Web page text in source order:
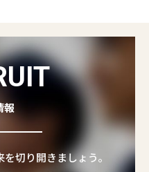
報
切り開きましょう。